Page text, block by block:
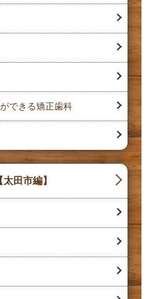
できる矯正歯科
田市編】